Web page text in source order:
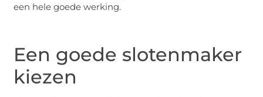
een hele goede werking.
Een goede slotenmaker
kiezen